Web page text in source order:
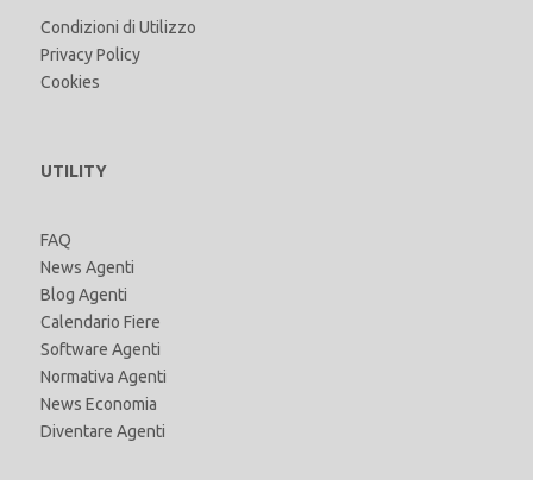
Condizioni di Utilizzo
Privacy Policy
Cookies
UTILITY
FAQ
News Agenti
Blog Agenti
Calendario Fiere
Software Agenti
Normativa Agenti
News Economia
Diventare Agenti